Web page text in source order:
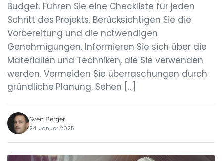
Budget. Führen Sie eine Checkliste für jeden
Schritt des Projekts. Berücksichtigen Sie die
Vorbereitung und die notwendigen
Genehmigungen. Informieren Sie sich über die
Materialien und Techniken, die Sie verwenden
werden. Vermeiden Sie überraschungen durch
gründliche Planung. Sehen […]
Sven Berger
24. Januar 2025